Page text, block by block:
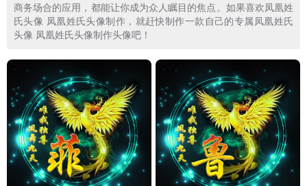
商务场合的应用，都能让你成为众人瞩目的焦点。如果喜欢凤凰姓
氏头像 凤凰姓氏头像制作，就赶快制作一款自己的专属凤凰姓氏
头像 凤凰姓氏头像制作头像吧！